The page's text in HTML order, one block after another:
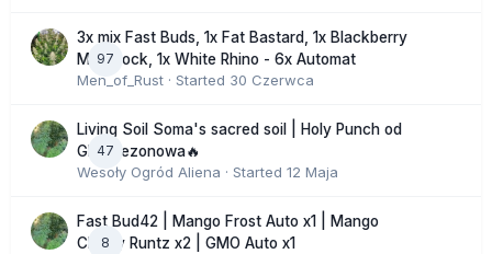
97
3x mix Fast Buds, 1x Fat Bastard, 1x Blackberry
Moonrock, 1x White Rhino - 6x Automat
Men_of_Rust · Started 30 Czerwca
47
Living Soil Soma's sacred soil | Holy Punch od
GHS sezonowa🔥
Wesoły Ogród Aliena · Started 12 Maja
8
Fast Bud42 | Mango Frost Auto x1 | Mango
Cherry Runtz x2 | GMO Auto x1